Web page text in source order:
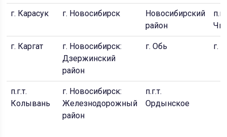
г. Карасук г. Новосибирск
Новосибирский
район
г. Каргат
г. Новосибирск:
Дзержинский
район
г. Обь г.
п.г.т.
Колывань
г. Новосибирск:
Железнодорожный
район
п.г.т.
Ордынское